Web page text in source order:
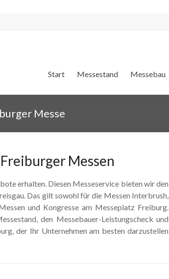
Start Messestand Messebau
Messe
Messen
erhalten. Diesen Messeservice bieten wir den
Das gilt sowohl für die Messen Interbrush,
und Kongresse am Messeplatz Freiburg.
den Messebauer-Leistungscheck und
der Ihr Unternehmen am besten darzustellen